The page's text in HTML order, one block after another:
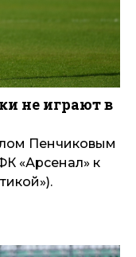
не играют в
Пенчиковым
«Арсенал» к